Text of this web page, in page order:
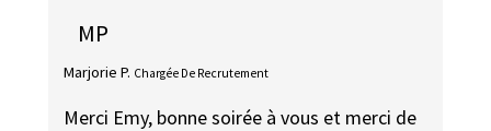
MP
Marjorie P. Chargée De Recrutement
Merci Emy, bonne soirée à vous et merci de